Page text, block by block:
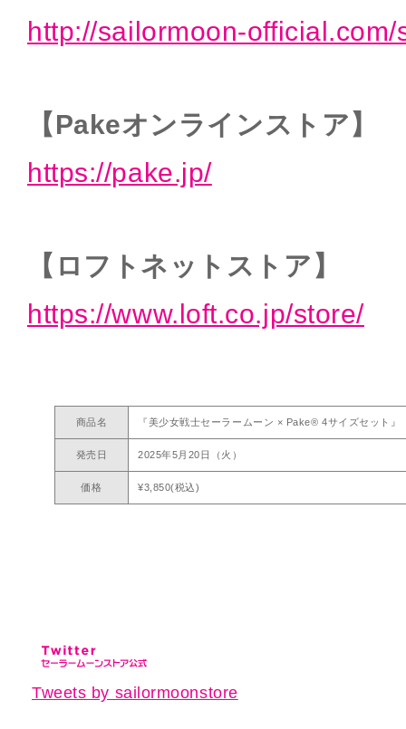
http://sailormoon-official.com/
【Pakeオンラインストア】
https://pake.jp/
【ロフトネットストア】
https://www.loft.co.jp/store/
商品名 『美少女戦士セーラームーン × Pake® 4サイズセット』
発売日 2025年5月20日（火）
価格 ¥3,850(税込)
Tweets by sailormoonstore